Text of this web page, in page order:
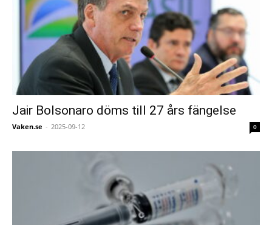
Jair Bolsonaro döms till 27 års fängelse
Vaken.se - 2025-09-12 0